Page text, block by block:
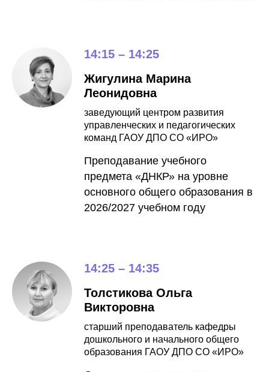
14:15 – 14:25
Жигулина Марина
Леонидовна
заведующий центром развития
управленческих и педагогических
команд ГАОУ ДПО СО «ИРО»
Преподавание учебного
предмета «ДНКР» на уровне
основного общего образования в
2026/2027 учебном году
14:25 – 14:35
Толстикова Ольга
Викторовна
старший преподаватель кафедры
дошкольного и начального общего
образования ГАОУ ДПО СО «ИРО»